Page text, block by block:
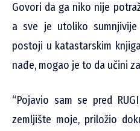
Govori da ga niko nije
a sve je utoliko
postoji u katastarskim
nađe, mogao je to da učini
“Pojavio sam se pred
zemljište moje, priložio